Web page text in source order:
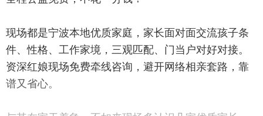
现场都是宁波本地优质家庭，家长面对面交流孩子条
件、性格、工作家境，三观匹配、门当户对好对接。
资深红娘现场免费牵线咨询，避开网络相亲套路，靠
谱又省心。